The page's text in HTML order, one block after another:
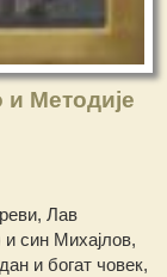
Методије
Лав
син Михајлов,
и богат човек,